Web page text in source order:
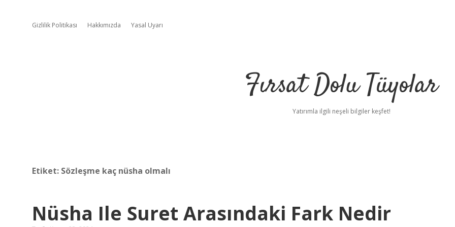
Gizlilik Politikası Hakkımızda Yasal Uyarı
Fırsat Dolu Tüyolar
Yatırımla ilgili neşeli bilgiler keşfet!
Etiket: Sözleşme kaç nüsha olmalı
Nüsha Ile Suret Arasındaki Fark Nedir